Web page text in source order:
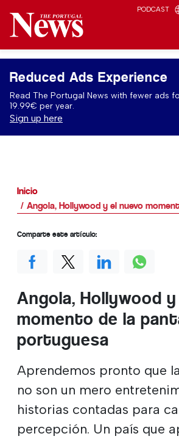
PODCAST
Reduced Ads Experience
Read The Portugal News with fewer ads
19.99€ per year.
Sign up here
Inicio
Angola, Hollywood y el nuevo
Angola, Hollywood
momento de la
portuguesa
Aprendemos pronto que
no son un mero
historias contadas para
percepción. Un país que
Comparte este artículo: